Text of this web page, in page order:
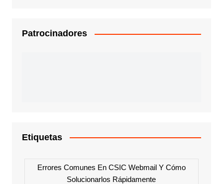
Patrocinadores
Etiquetas
Errores Comunes En CSIC Webmail Y Cómo
Solucionarlos Rápidamente